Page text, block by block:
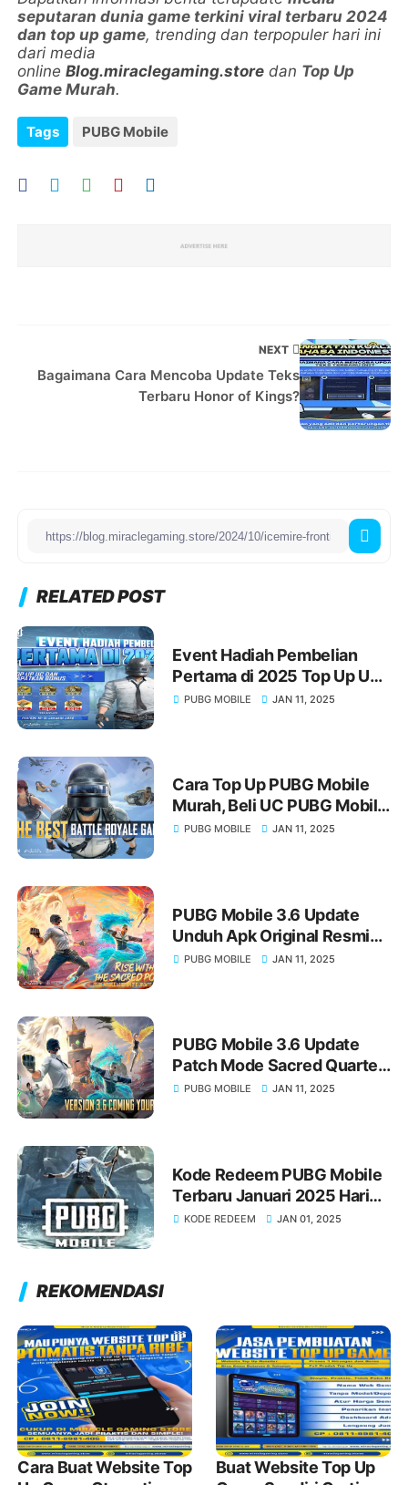
seputaran dunia game terkini viral terbaru 2024
dan top up game, trending dan terpopuler hari ini
dari media
onlineBlog.miraclegaming.store dan Top Up
Game Murah.
Tags PUBG Mobile
NEXT
Bagaimana Cara Mencoba Update Teks
Terbaru Honor of Kings?
RELATED POST
Event Hadiah Pembelian
Pertama di 2025 Top Up UC
PUBG Mobile Januari 2025
PUBG MOBILE JAN 11, 2025
Cara Top Up PUBG Mobile
Murah, Beli UC PUBG Mobile
Termurah Tanpa Biaya
PUBG MOBILE JAN 11, 2025
PUBG Mobile 3.6 Update
Unduh Apk Original Resmi
Berikut Panduan Cara Install
PUBG MOBILE JAN 11, 2025
PUBG Mobile 3.6 Update
Patch Mode Sacred Quartet,
Kendaraan Panda, Senjata
PUBG MOBILE JAN 11, 2025
Kode Redeem PUBG Mobile
Terbaru Januari 2025 Hari
Ini!KODE REDEEM JAN 01, 2025
REKOMENDASI
Cara Buat Website Top
Buat Website Top Up